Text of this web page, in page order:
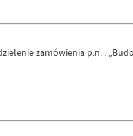
zamówienia p.n. :